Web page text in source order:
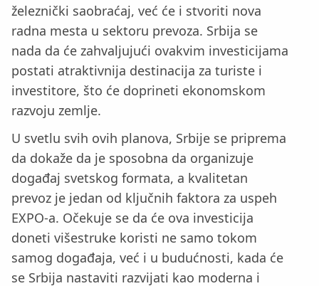
železnički saobraćaj, već će i stvoriti nova
radna mesta u sektoru prevoza. Srbija se
nada da će zahvaljujući ovakvim investicijama
postati atraktivnija destinacija za turiste i
investitore, što će doprineti ekonomskom
razvoju zemlje.
U svetlu svih ovih planova, Srbije se priprema
da dokaže da je sposobna da organizuje
događaj svetskog formata, a kvalitetan
prevoz je jedan od ključnih faktora za uspeh
EXPO-a. Očekuje se da će ova investicija
doneti višestruke koristi ne samo tokom
samog događaja, već i u budućnosti, kada će
se Srbija nastaviti razvijati kao moderna i